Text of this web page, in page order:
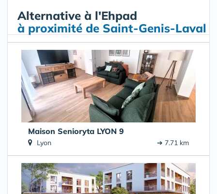
Alternative à l'Ehpad
à proximité de Saint-Genis-Laval
Maison Senioryta LYON 9
Lyon ➔ 7.71 km